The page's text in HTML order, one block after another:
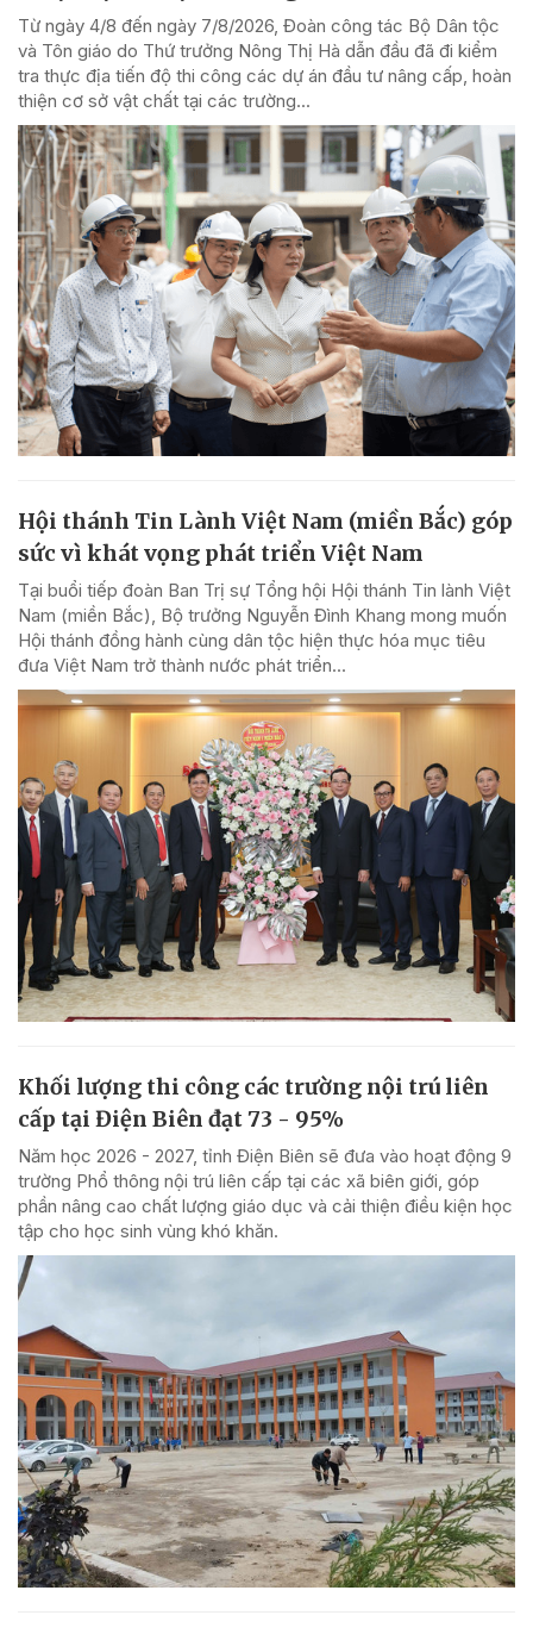
Từ ngày 4/8 đến ngày 7/8/2026, Đoàn công tác Bộ Dân tộc
và Tôn giáo do Thứ trưởng Nông Thị Hà dẫn đầu đã đi kiểm
tra thực địa tiến độ thi công các dự án đầu tư nâng cấp, hoàn
thiện cơ sở vật chất tại các trường...
Hội thánh Tin Lành Việt Nam (miền Bắc) góp
sức vì khát vọng phát triển Việt Nam
Tại buổi tiếp đoàn Ban Trị sự Tổng hội Hội thánh Tin lành Việt
Nam (miền Bắc), Bộ trưởng Nguyễn Đình Khang mong muốn
Hội thánh đồng hành cùng dân tộc hiện thực hóa mục tiêu
đưa Việt Nam trở thành nước phát triển...
Khối lượng thi công các trường nội trú liên
cấp tại Điện Biên đạt 73 - 95%
Năm học 2026 - 2027, tỉnh Điện Biên sẽ đưa vào hoạt động 9
trường Phổ thông nội trú liên cấp tại các xã biên giới, góp
phần nâng cao chất lượng giáo dục và cải thiện điều kiện học
tập cho học sinh vùng khó khăn.